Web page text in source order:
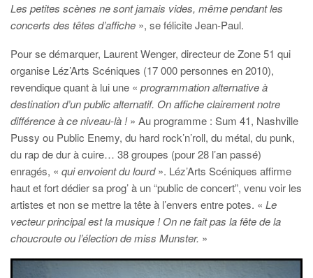
Les petites scènes ne sont jamais vides, même pendant les
concerts des têtes d’affiche », se félicite Jean-Paul.
Pour se démarquer, Laurent Wenger, directeur de Zone 51 qui
organise Léz’Arts Scéniques (17 000 personnes en 2010),
revendique quant à lui une « programmation alternative à
destination d’un public alternatif. On affiche clairement notre
différence à ce niveau-là !» Au programme : Sum 41, Nashville
Pussy ou Public Enemy, du hard rock’n’roll, du métal, du punk,
du rap de dur à cuire… 38 groupes (pour 28 l’an passé)
enragés, « qui envoient du lourd». Léz’Arts Scéniques affirme
haut et fort dédier sa prog’ à un “public de concert”, venu voir les
artistes et non se mettre la tête à l’envers entre potes. « Le
vecteur principal est la musique ! On ne fait pas la fête de la
choucroute ou l’élection de miss Munster. »